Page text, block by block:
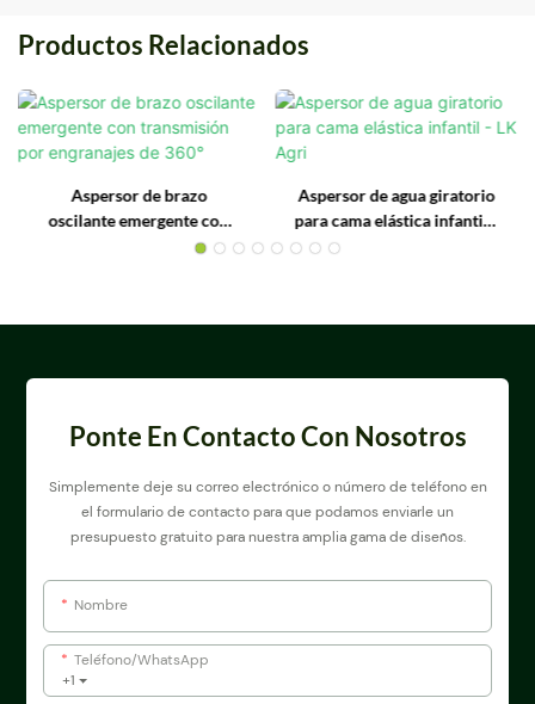
Productos Relacionados
Aspersor de brazo
oscilante emergente con
transmisión por engranajes
Aspersor de agua giratorio
para cama elástica infantil -
Ponte En Contacto Con Nosotros
Simplemente deje su correo electrónico o número de teléfono en
el formulario de contacto para que podamos enviarle un
presupuesto gratuito para nuestra amplia gama de diseños.
Nombre
+1
Teléfono/WhatsApp